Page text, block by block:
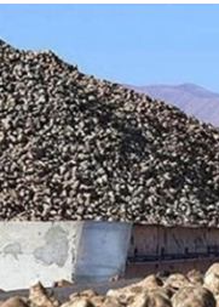
Şeker ve Şekerli
Tahıllar ve
Tohum